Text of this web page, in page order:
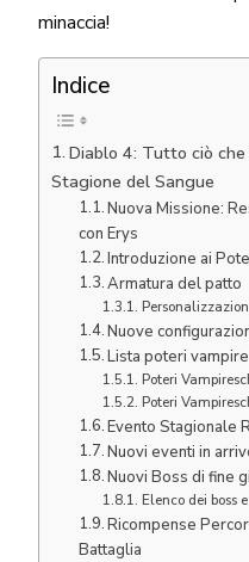
minaccia!
Indice
Diablo 4: Tutto ciò
Stagione del Sangue
Nuova Missione:
con Erys
Introduzione ai
Armatura del patto
Nuove
Lista poteri
Poteri
Poteri
Evento Stagionale
Nuovi eventi in
Nuovi Boss di fine
Elenco dei boss
Ricompense
Battaglia